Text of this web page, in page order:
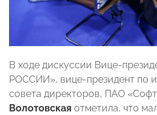
В ходе дискуссии Вице-
РОССИИ», вице-президент по
совета директоров, ПАО
Волотовская отметила, что